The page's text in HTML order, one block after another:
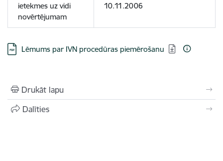
ietekmes uz vidi
novērtējumam
10.11.2006
Lejupielādēt:
Lēmums par IVN procedūras piemērošanu
Drukāt lapu
Dalīties